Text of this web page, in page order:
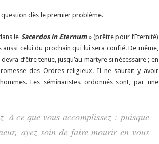
dès le premier problème.
le Sacerdos in Eternum» (prêtre pour l’Eternité)
aussi celui du prochain qui lui sera confié. De même,
d’être tenue, jusqu’au martyre si nécessaire ; en
des Ordres religieux. Il ne saurait y avoir
Les séminaristes ordonnés sont, par une
à ce que vous accomplissez : puisque
ayez soin de faire mourir en vous